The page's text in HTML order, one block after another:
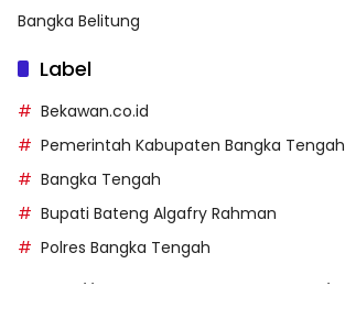
Bangka Belitung
Label
Bekawan.co.id
Pemerintah Kabupaten Bangka Tengah
Bangka Tengah
Bupati Bateng Algafry Rahman
Polres Bangka Tengah